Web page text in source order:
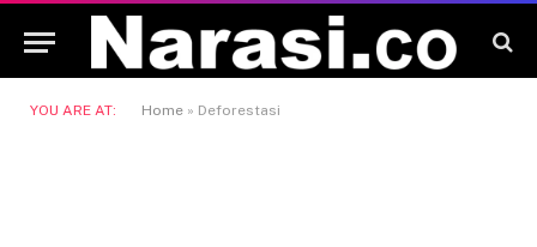
YOU ARE AT: Home » Deforestasi